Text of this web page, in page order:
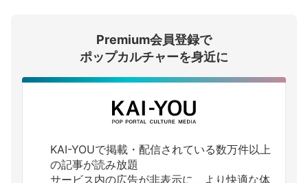
ログインする
Premium会員登録で
ポップカルチャーを身近に
KAI-YOUで掲載・配信されている数万件以上
の記事が読み放題
サービス内の広告が非表示に、より快適な体